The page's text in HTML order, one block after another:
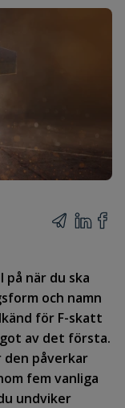
när du ska
och namn
för F-skatt
av det första.
den påverkar
fem vanliga
undviker